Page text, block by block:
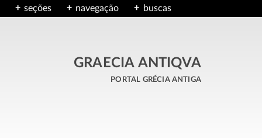
seções navegação buscas
GRAECIA ANTIQVA
portal grécia antiga